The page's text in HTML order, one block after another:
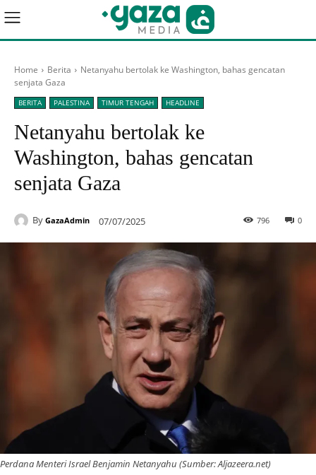
Home Berita
Netanyahu bertolak ke Washington, bahas gencatan
senjata Gaza
BERITA PALESTINA TIMUR TENGAH HEADLINE
Netanyahu bertolak ke
Washington, bahas gencatan
senjata Gaza
By GazaAdmin 07/07/2025 0
796
Perdana Menteri Israel Benjamin Netanyahu (Sumber: Aljazeera.net)